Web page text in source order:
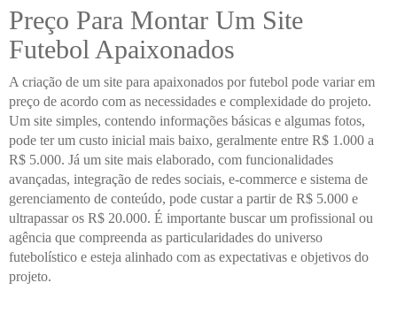
Preço Para Montar Um Site
Futebol Apaixonados
A criação de um site para apaixonados por futebol pode variar em
preço de acordo com as necessidades e complexidade do projeto.
Um site simples, contendo informações básicas e algumas fotos,
pode ter um custo inicial mais baixo, geralmente entre R$ 1.000 a
R$ 5.000. Já um site mais elaborado, com funcionalidades
avançadas, integração de redes sociais, e-commerce e sistema de
gerenciamento de conteúdo, pode custar a partir de R$ 5.000 e
ultrapassar os R$ 20.000. É importante buscar um profissional ou
agência que compreenda as particularidades do universo
futebolístico e esteja alinhado com as expectativas e objetivos do
projeto.